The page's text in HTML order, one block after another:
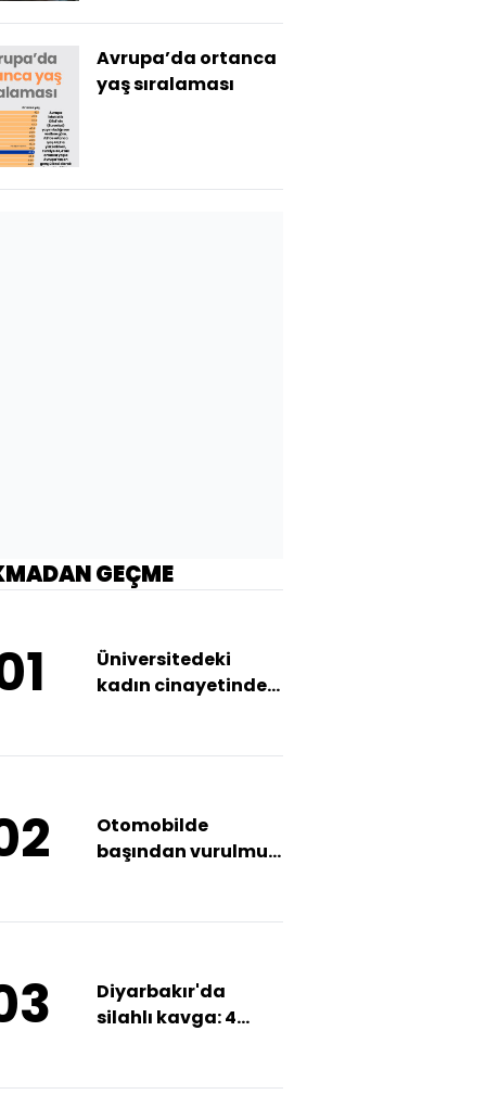
Avrupa’da ortanca
yaş sıralaması
GEÇME
Üniversitedeki
kadın cinayetinde
Otomobilde
başından vurulmuş
Diyarbakır'da
silahlı kavga: 4